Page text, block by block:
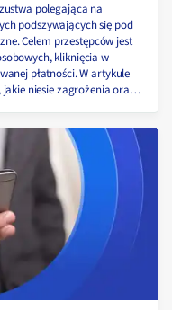
polegająca na
podszywających się pod
Celem przestępców jest
kliknięcia w
płatności. W artykule
niesie zagrożenia oraz